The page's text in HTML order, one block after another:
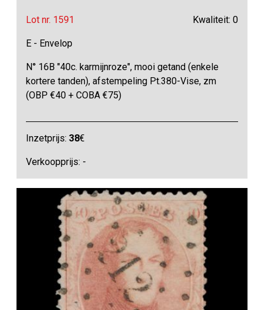
Lot nr. 1591 Kwaliteit: 0
E - Envelop
N° 16B "40c. karmijnroze", mooi getand (enkele
kortere tanden), afstempeling Pt.380-Vise, zm
(OBP €40 + COBA €75)
Inzetprijs:38€
Verkoopprijs: -